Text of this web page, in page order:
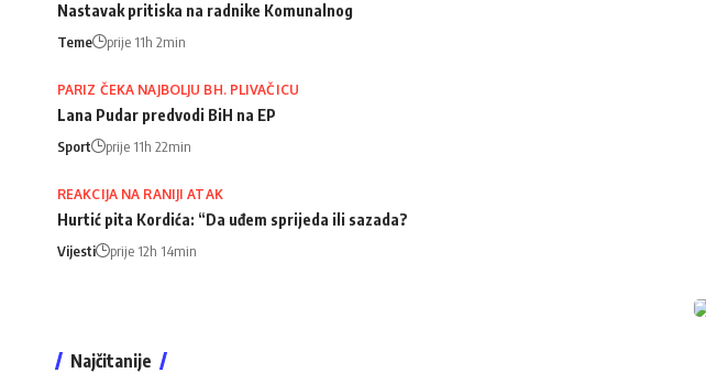
Nastavak pritiska na radnike Komunalnog
Teme prije 11h 2min
PARIZ ČEKA NAJBOLJU BH. PLIVAČICU
Lana Pudar predvodi BiH na EP
Sport prije 11h 22min
REAKCIJA NA RANIJI ATAK
Hurtić pita Kordića: “Da uđem sprijeda ili sazada?
Vijesti prije 12h 14min
Najčitanije